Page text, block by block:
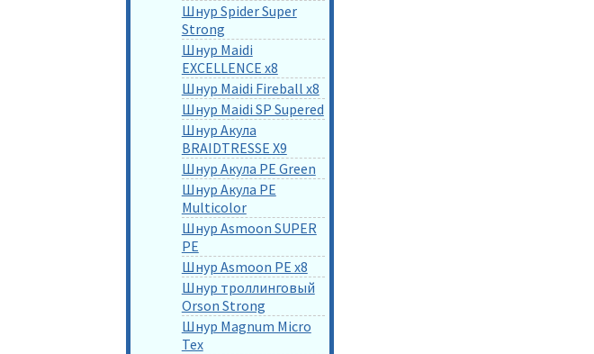
Шнур Spider Super
Strong
Шнур Maidi
EXCELLENCE x8
Шнур Maidi Fireball x8
Шнур Maidi SP Supered
Шнур Акула
BRAIDTRESSE X9
Шнур Акула PE Green
Шнур Акула PE
Multicolor
Шнур Asmoon SUPER
PE
Шнур Asmoon PE x8
Шнур троллинговый
Orson Strong
Шнур Magnum Micro
Tex